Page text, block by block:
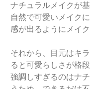
ナチュラルメイクが
自然で可愛いメイク
感が出るようにメイ
それから、目元はキ
ると可愛らしさが格
強調しすぎるのはナ